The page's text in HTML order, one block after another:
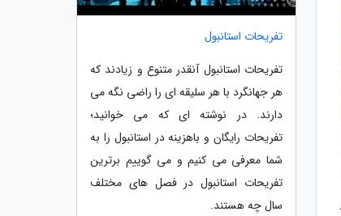
تفریحات استانبول
تفریحات استانبول آنقدر متنوع و زیادند که
هر جهانگرد با هر سلیقه ای را راضی نگه می
دارند. در نوشته ای که می خوانید؛
تفریحات رایگان و باهزینه در استانبول را به
شما معرفی می کنیم و می گوییم برترین
تفریحات استانبول در فصل های مختلف
سال چه هستند.